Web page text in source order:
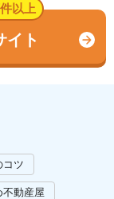
以上
イト
コツ
不動産屋